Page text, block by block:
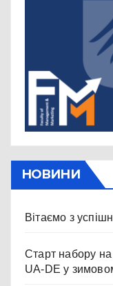
НОВИНИ
Вітаємо з
Старт набору
UA-DE у